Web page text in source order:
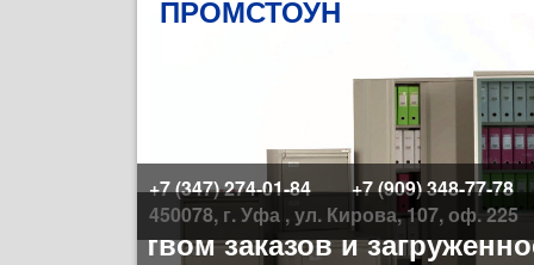
ПРОМСТОУН
+7 (347) 274-01-84
+7 (909) 348-77-78
450078, г. Уфа , ул. Кирова, 107, оф. 225
заказов и